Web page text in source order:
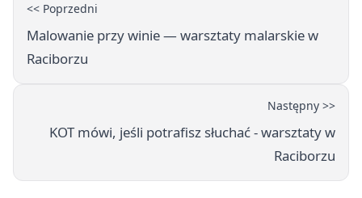
<< Poprzedni
Malowanie przy winie — warsztaty malarskie w
Raciborzu
Następny >>
KOT mówi, jeśli potrafisz słuchać - warsztaty w
Raciborzu